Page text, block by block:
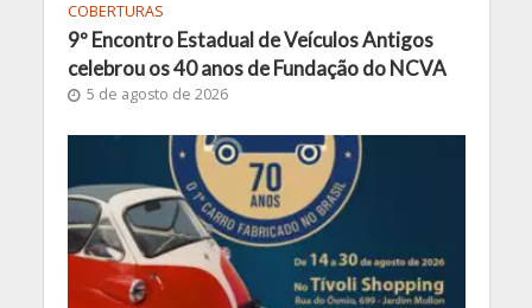
COBERTURAS
9º Encontro Estadual de Veículos Antigos
celebrou os 40 anos de Fundação do NCVA
5 de agosto de 2026